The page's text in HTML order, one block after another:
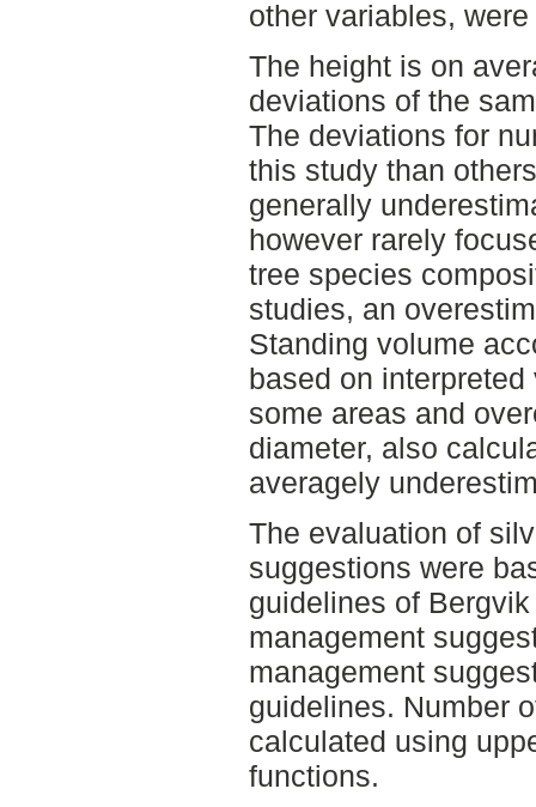
other variables,
The height is on
deviations of the
The deviations for
this study than
generally
however rarely
tree species
studies, an
Standing volume
based on
some areas and
diameter, also
averagely
The evaluation of
suggestions were
guidelines of
management
management
guidelines. Number
calculated using
functions.